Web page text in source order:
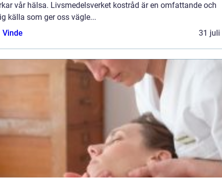
vår hälsa. Livsmedelsverket kostråd är en omfattande och
källa som ger oss vägle...
Vinde
31 juli